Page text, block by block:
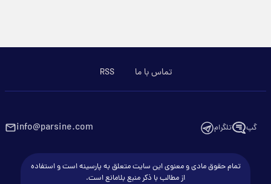
تماس با ما RSS
گپ تلگرام info@parsine.com
تمام حقوق مادی و معنوی این سایت متعلق به پارسینه است و استفاده
از مطالب با ذکر منبع بلامانع است.